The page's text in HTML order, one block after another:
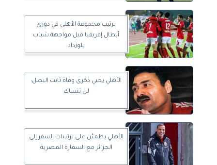
ترتيب مجموعة الأهلي في دوري
أبطال إفريقيا قبل مواجهة شباب
بلوزداد
الأهلي يحيي ذكرى وفاة ثابت البطل:
لن ننساك
الأهلي يطمئن على ترتيبات السفر إلى
الجزائر مع السفارة المصرية